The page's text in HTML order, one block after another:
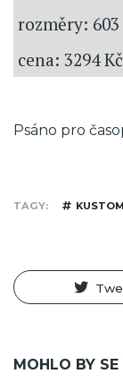
rozměry:
cena: 3294
Psáno pro
TAGY KUSTOM
MOHLO BY